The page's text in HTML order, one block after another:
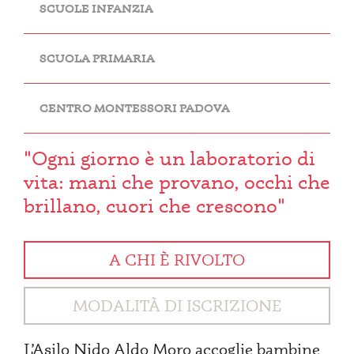
SCUOLE INFANZIA
SCUOLA PRIMARIA
CENTRO MONTESSORI PADOVA
"Ogni giorno è un laboratorio di
vita: mani che provano, occhi che
brillano, cuori che crescono"
A CHI È RIVOLTO
MODALITÀ DI ISCRIZIONE
L’Asilo Nido Aldo Moro accoglie bambine